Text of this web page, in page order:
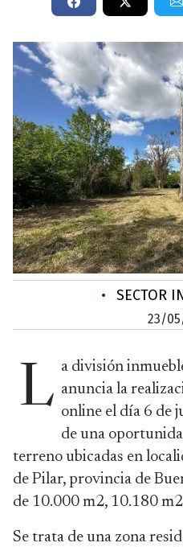
• SECTOR
23/
L a división
anuncia la
online el día 6 de
de una
terreno ubicadas en
de Pilar, provincia de
de 10.000 m2, 10.180
Se trata de una zona